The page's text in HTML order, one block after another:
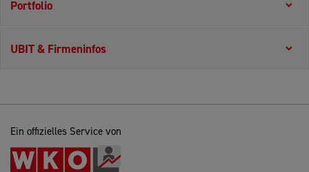
Portfolio
UBIT & Firmeninfos
Ein offizielles Service von